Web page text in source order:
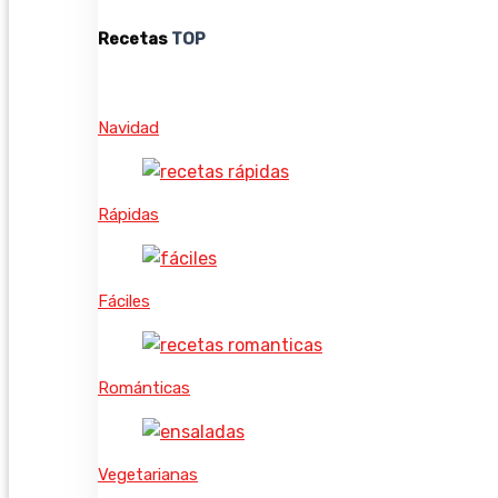
Recetas TOP
Navidad
Rápidas
Fáciles
Románticas
Vegetarianas